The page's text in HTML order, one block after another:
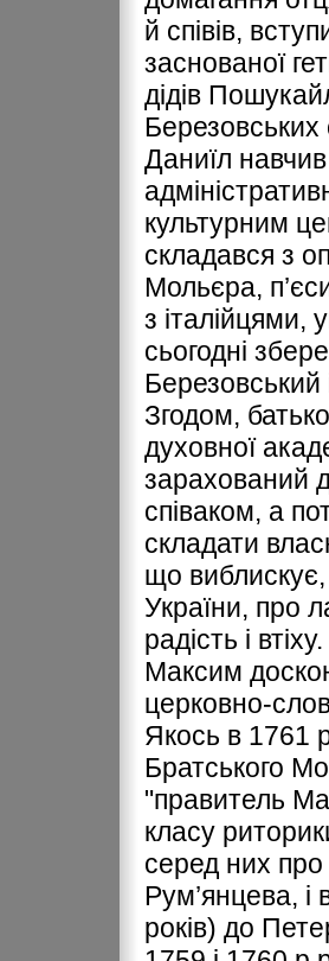
й співів,
заснованої
дідів
Березовських
Даниїл
культурним
складався з
Мольєра,
з італійцями,
сьогодні
Згодом,
духовної
зарахований
співаком, а
складати
що виблискує,
України, про
радість і
Максим
церковно-
Якось в 1761
Братського
"правитель
класу
серед них
Рум’янцева,
років) до